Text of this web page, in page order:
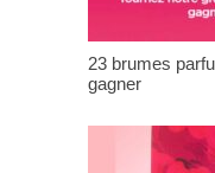
23 brumes
gagner